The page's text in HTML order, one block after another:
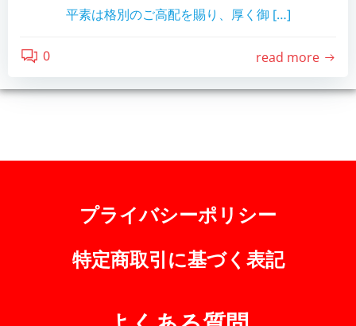
平素は格別のご高配を賜り、厚く御 […]
0 read more
プライバシーポリシー
特定商取引に基づく表記